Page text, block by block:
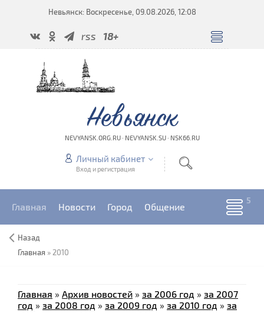
Невьянск: Воскресенье, 09.08.2026, 12:08
rss 18+
Невьянск
NEVYANSK.ORG.RU · NEVYANSK.SU · NSK66.RU
Личный кабинет
Вход и регистрация
Главная Новости Город Общение
Назад
Главная » 2010
Главная » Архив новостей » за 2006 год » за 2007
год » за 2008 год » за 2009 год » за 2010 год » за